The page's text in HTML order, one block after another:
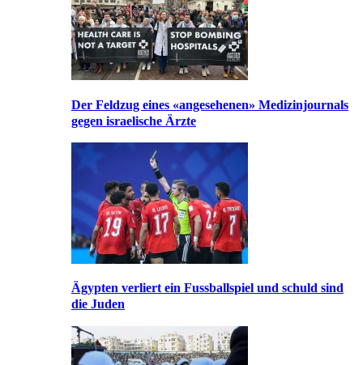
Der Feldzug eines «angesehenen» Medizinjournals
gegen israelische Ärzte
Ägypten verliert ein Fussballspiel und schuld sind
die Juden